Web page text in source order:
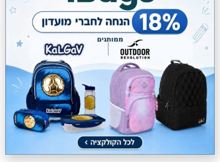
תיק גב OR AIRTECH
Outdoor Revolution
₪187.78
₪229.00
תיק גב OR AIRTECH
Outdoor Revolution
מחיר מועדון: 187.78
₪229.00